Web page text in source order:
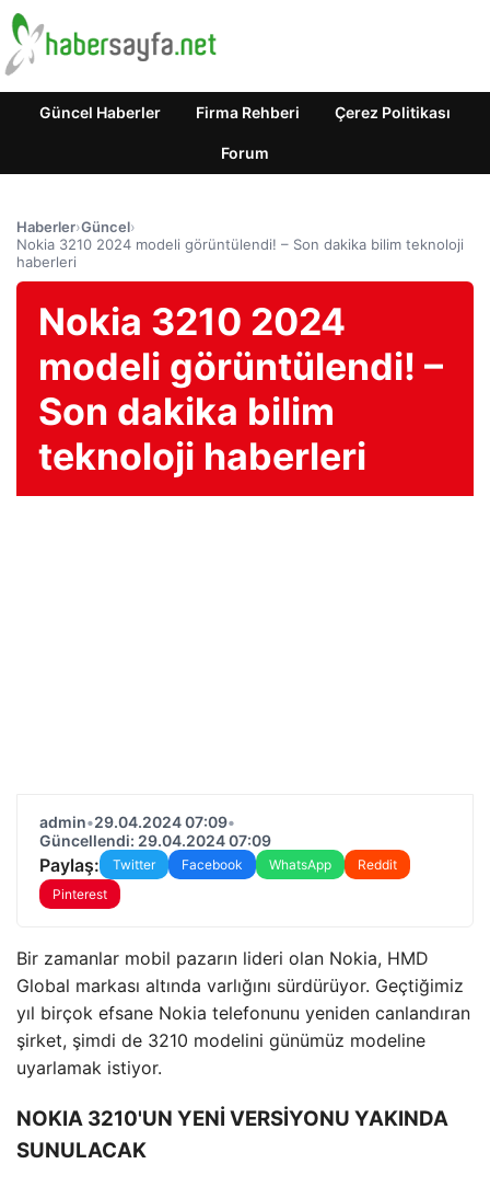
Güncel Haberler Firma Rehberi Çerez Politikası
Forum
Haberler›Güncel›
Nokia 3210 2024 modeli görüntülendi! – Son dakika bilim teknoloji
haberleri
Nokia 3210 2024
modeli görüntülendi! –
Son dakika bilim
teknoloji haberleri
admin•29.04.2024 07:09•
Güncellendi: 29.04.2024 07:09
Paylaş: Twitter Facebook WhatsApp
Reddit
Pinterest
Bir zamanlar mobil pazarın lideri olan Nokia, HMD
Global markası altında varlığını sürdürüyor. Geçtiğimiz
yıl birçok efsane Nokia telefonunu yeniden canlandıran
şirket, şimdi de 3210 modelini günümüz modeline
uyarlamak istiyor.
NOKIA 3210'UN YENİ VERSİYONU YAKINDA
SUNULACAK